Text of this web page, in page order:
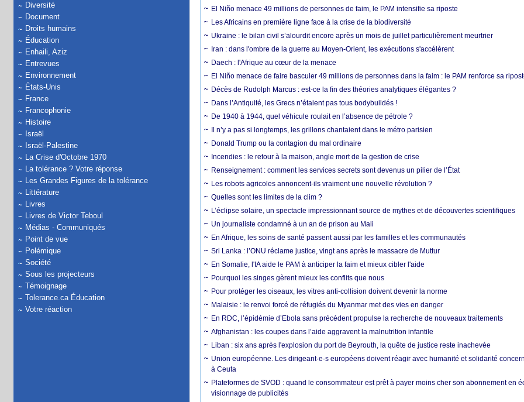
Diversité
Document
Droits humains
Éducation
Enhaili, Aziz
Entrevues
Environnement
États-Unis
France
Francophonie
Histoire
Israël
Israël-Palestine
La Crise d'Octobre 1970
La tolérance ? Votre réponse
Les Grandes Figures de la tolérance
Littérature
Livres
Livres de Victor Teboul
Médias - Communiqués
Point de vue
Polémique
Société
Sous les projecteurs
Témoignage
Tolerance.ca Éducation
Votre réaction
El Niño menace 49 millions de personnes de faim, le PAM intensifie sa riposte
Les Africains en première ligne face à la crise de la biodiversité
Ukraine : le bilan civil s’alourdit encore après un mois de juillet particulièrement meurtrier
Iran : dans l'ombre de la guerre au Moyen-Orient, les exécutions s'accélèrent
Daech : l'Afrique au cœur de la menace
El Niño menace de faire basculer 49 millions de personnes dans la faim : le PAM renforce sa
Décès de Rudolph Marcus : est-ce la fin des théories analytiques élégantes ?
Dans l’Antiquité, les Grecs n’étaient pas tous bodybuildés !
De 1940 à 1944, quel véhicule roulait en l’absence de pétrole ?
Il n’y a pas si longtemps, les grillons chantaient dans le métro parisien
Donald Trump ou la contagion du mal ordinaire
Incendies : le retour à la maison, angle mort de la gestion de crise
Renseignement : comment les services secrets sont devenus un pilier de l’État
Les robots agricoles annoncent-ils vraiment une nouvelle révolution ?
Quelles sont les limites de la clim ?
L’éclipse solaire, un spectacle impressionnant source de mythes et de découvertes scientifiques
Un journaliste condamné à un an de prison au Mali
En Afrique, les soins de santé passent aussi par les familles et les communautés
Sri Lanka : l’ONU réclame justice, vingt ans après le massacre de Muttur
En Somalie, l'IA aide le PAM à anticiper la faim et mieux cibler l'aide
Pourquoi les singes gèrent mieux les conflits que nous
Pour protéger les oiseaux, les vitres anti-collision doivent devenir la norme
Malaisie : le renvoi forcé de réfugiés du Myanmar met des vies en danger
En RDC, l’épidémie d’Ebola sans précédent propulse la recherche de nouveaux traitements
Afghanistan : les coupes dans l’aide aggravent la malnutrition infantile
Liban : six ans après l'explosion du port de Beyrouth, la quête de justice reste inachevée
Union européenne. Les dirigeant·e·s européens doivent réagir avec humanité et solidarité
à Ceuta
Plateformes de SVOD : quand le consommateur est prêt à payer moins cher son abonnement en
visionnage de publicités